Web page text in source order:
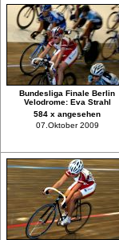
Bundesliga Finale Berlin
Velodrome: Eva Strahl
584 x angesehen
07.Oktober 2009